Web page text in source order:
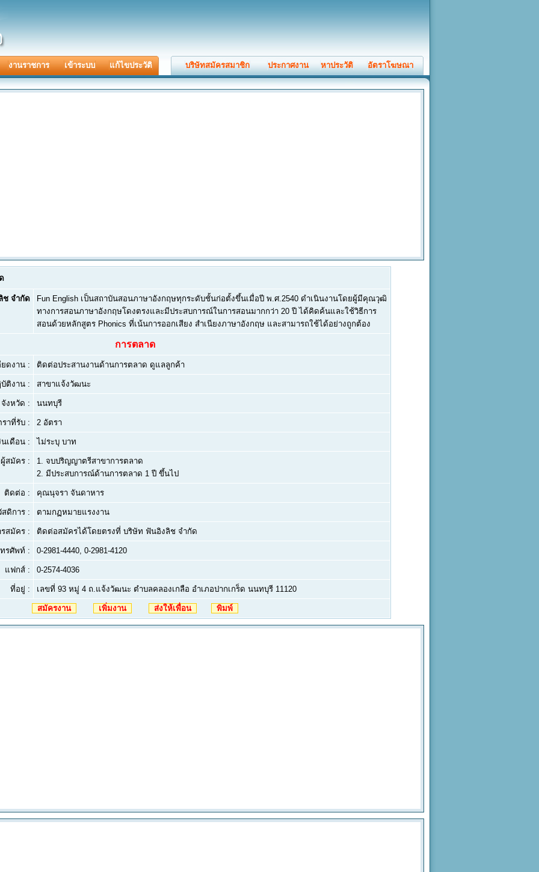
งานราชการ เข้าระบบ แก้ไขประวัติ บริษัทสมัครสมาชิก ประกาศงาน หาประวัติ อัตราโฆษณา
ช จำกัด
Fun English เป็นสถาบันสอนภาษาอังกฤษทุกระดับชั้นก่อตั้งขึ้นเมื่อปี พ.ศ.2540 ดำเนินงานโดยผู้มีคุณวุฒิ
ทางการสอนภาษาอังกฤษโดงตรงและมีประสบการณ์ในการสอนมากกว่า 20 ปี ได้คิดค้นและใช้วิธีการ
สอนด้วยหลักสูตร Phonics ที่เน้นการออกเสียง สำเนียงภาษาอังกฤษ และสามารถใช้ได้อย่างถูกต้อง
การตลาด
ยดงาน : ติดต่อประสานงานด้านการตลาด ดูแลลูกค้า
ติงาน : สาขาแจ้งวัฒนะ
จังหวัด : นนทบุรี
ราที่รับ : 2 อัตรา
นเดือน : ไม่ระบุ บาท
สมัคร : 1. จบปริญญาตรีสาขาการตลาด
2. มีประสบการณ์ด้านการตลาด 1 ปี ขึ้นไป
ติดต่อ : คุณนุจรา จันดาหาร
สดิการ : ตามกฏหมายแรงงาน
รสมัคร : ติดต่อสมัครได้โดยตรงที่ บริษัท ฟันอิงลิช จำกัด
รศัพท์ : 0-2981-4440, 0-2981-4120
แฟกส์ : 0-2574-4036
ที่อยู่ : เลขที่ 93 หมู่ 4 ถ.แจ้งวัฒนะ ตำบลคลองเกลือ อำเภอปากเกร็ด นนทบุรี 11120
สมัครงาน เพิ่มงาน ส่งให้เพื่อน พิมพ์